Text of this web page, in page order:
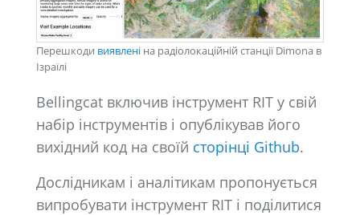
Перешкоди виявлені на радіолокаційній станції Dimona в
Ізраїлі
Bellingcat включив інструмент RIT у свій
набір інструментів і опублікував його
вихідний код на своїй сторінці Github.
Дослідникам і аналітикам пропонується
випробувати інструмент RIT і поділитися